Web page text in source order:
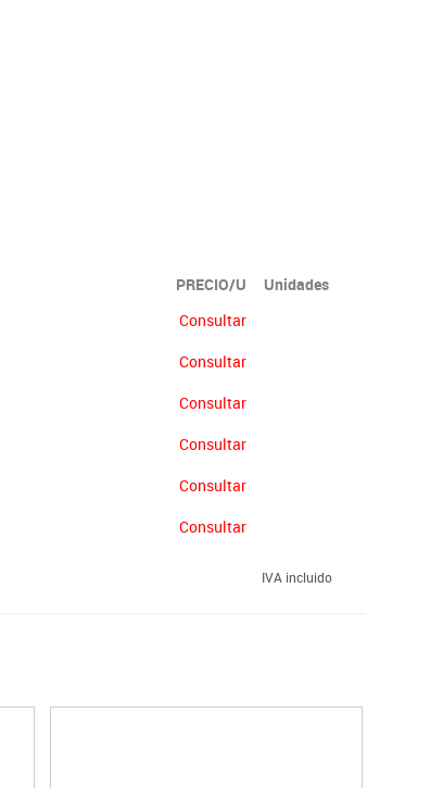
PRECIO/U
Unidades
Consultar
Consultar
Consultar
Consultar
Consultar
Consultar
IVA incluido